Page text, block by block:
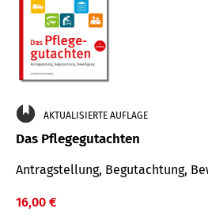
AKTUALISIERTE AUFLAGE
Das Pflegegutachten
Antragstellung, Begutachtung,
16,00 €